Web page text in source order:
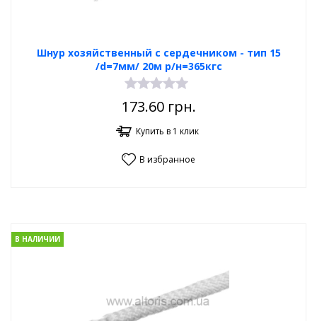
Шнур хозяйственный с сердечником - тип 15
/d=7мм/ 20м р/н=365кгс
173.60грн.
Купить в 1 клик
В избранное
В НАЛИЧИИ